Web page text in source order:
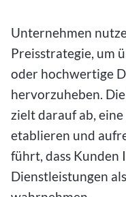
Unternehmen
Preisstrategie, um
oder hochwertige
hervorzuheben.
zielt darauf ab,
etablieren und
führt, dass
Dienstleistungen